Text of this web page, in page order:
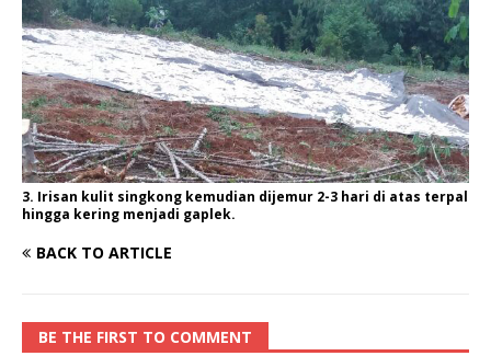
3. Irisan kulit singkong kemudian dijemur 2-3 hari di atas terpal
hingga kering menjadi gaplek.
BACK TO ARTICLE
BE THE FIRST TO COMMENT